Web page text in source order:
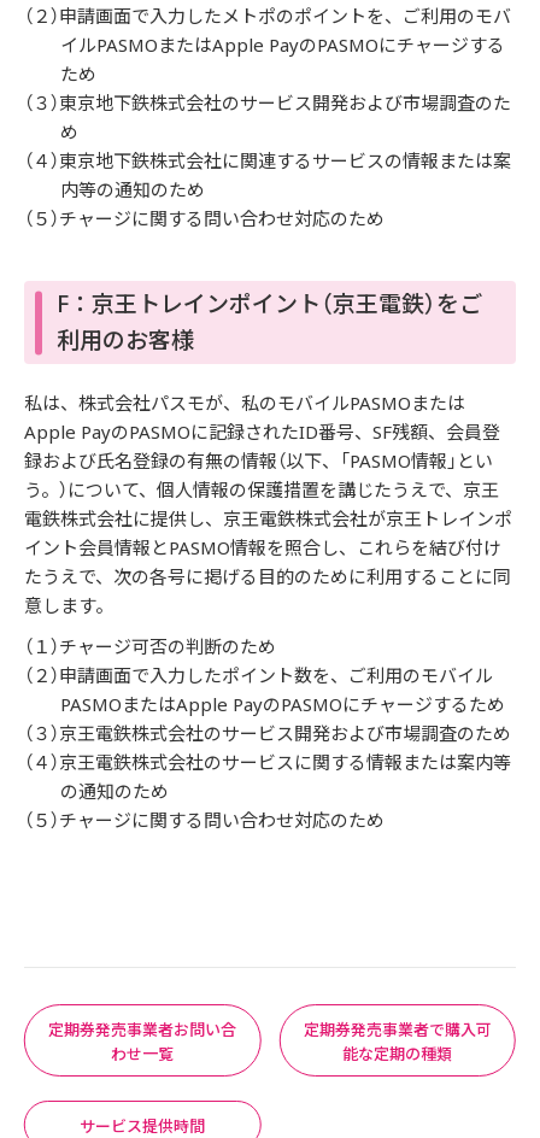
（２）申請画面で入力したメトポのポイントを、ご利用のモバ
イルPASMOまたはApple PayのPASMOにチャージする
ため
（３）東京地下鉄株式会社のサービス開発および市場調査のた
め
（４）東京地下鉄株式会社に関連するサービスの情報または案
内等の通知のため
（５）チャージに関する問い合わせ対応のため
F：京王トレインポイント（京王電鉄）をご
利用のお客様
私は、株式会社パスモが、私のモバイルPASMOまたは
Apple PayのPASMOに記録されたID番号、SF残額、会員登
録および氏名登録の有無の情報（以下、「PASMO情報」とい
う。）について、個人情報の保護措置を講じたうえで、京王
電鉄株式会社に提供し、京王電鉄株式会社が京王トレインポ
イント会員情報とPASMO情報を照合し、これらを結び付け
たうえで、次の各号に掲げる目的のために利用することに同
意します。
（１）チャージ可否の判断のため
（２）申請画面で入力したポイント数を、ご利用のモバイル
PASMOまたはApple PayのPASMOにチャージするため
（３）京王電鉄株式会社のサービス開発および市場調査のため
（４）京王電鉄株式会社のサービスに関する情報または案内等
の通知のため
（５）チャージに関する問い合わせ対応のため
定期券発売事業者お問い合
わせ一覧
定期券発売事業者で購入可
能な定期の種類
サービス提供時間